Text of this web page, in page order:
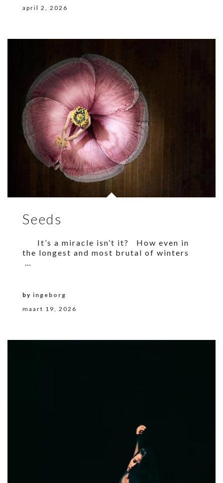
april 2, 2026
Seeds
It’s a miracle isn’t it? How even in
the longest and most brutal of winters
maart 19, 2026
by ingeborg